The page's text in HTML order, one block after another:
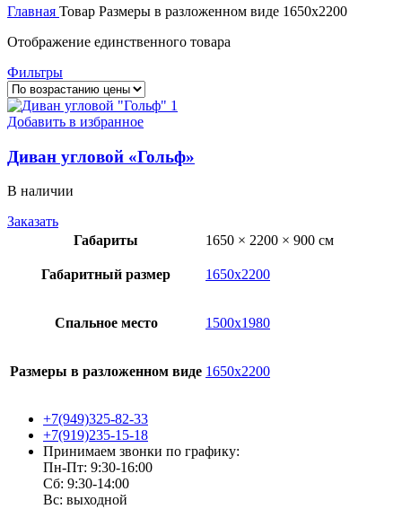
Главная Товар Размеры в разложенном виде 1650х2200
Отображение единственного товара
Фильтры
Добавить в избранное
Диван угловой «Гольф»
В наличии
Заказать
Габариты
1650 × 2200 × 900 см
Габаритный размер 1650х2200
Спальное место 1500х1980
Размеры в разложенном виде 1650х2200
+7(949)325-82-33
+7(919)235-15-18
Принимаем звонки по графику:
Пн-Пт: 9:30-16:00
Сб: 9:30-14:00
Вс: выходной